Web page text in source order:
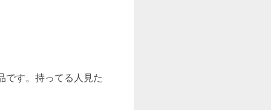
です。持ってる人見た